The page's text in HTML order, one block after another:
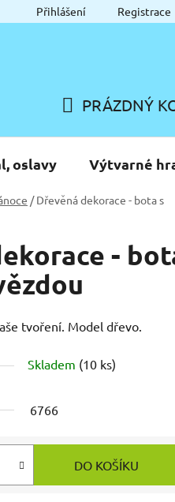
Přihlášení Registrace
KOŠÍK
PRÁZDNÝ
oslavy Výtvarné
/ Dřevěná dekorace - bota s
-
tvoření. Model dřevo.
Skladem (10 ks)
6766
DO KOŠÍKU